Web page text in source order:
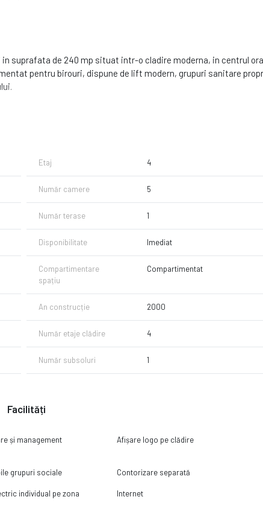
suprafata de 240 mp situat intr-o cladire moderna, in centrul
pentru birouri, dispune de lift modern, grupuri sanitare
Etaj 4
Număr camere 5
Număr terase 1
Disponibilitate Imediat
Compartimentare
spațiu
Compartimentat
An construcție 2000
Număr etaje clădire 4
Număr subsoluri 1
Facilități
și management
Afișare logo pe clădire
grupuri sociale Contorizare separată
individual pe zona
Internet